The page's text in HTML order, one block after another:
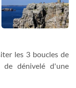
les 3 boucles de
de dénivelé d'une